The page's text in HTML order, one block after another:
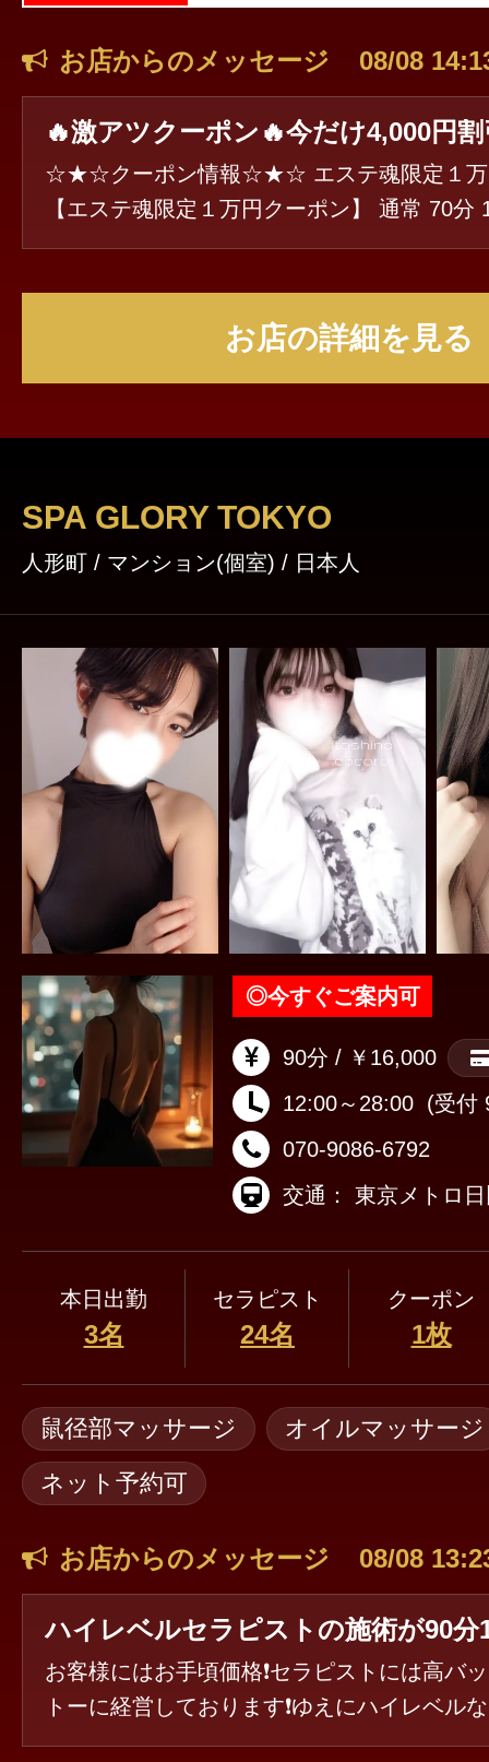
お店からのメッセージ 08/08
🔥激アツクーポン🔥今だけ4,000円
☆★☆クーポン情報☆★☆ エステ魂限定１万円クーポン
【エステ魂限定１万円クーポン】 通常 70
60分 10,000円 ( 28％OFF ) ご利用条件はクーポンページ
待ち致しております(*^_^*)お店の詳細を見る
SPA GLORY TOKYO
人形町 / マンション(個室) / 日本人
◎今すぐご案内可
90分 / ￥16,000
12:00～28:00 (受付
070-9086-6792
本日出勤
3名
セラピスト
24名
クーポン
1枚
鼠径部マッサージ
オイルマッサージ
ネット予約可
お店からのメッセージ 08/08
お客様にはお手頃価格❗セラピストには高バ
トーに経営しております❗ゆえにハイレベル
さんが多く在籍✨ただこの経営が続くのはお